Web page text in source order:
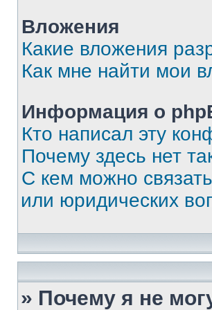
Вложения
Какие вложения
Как мне найти мои
Информация о
Кто написал эту
Почему здесь нет
С кем можно
или юридических
» Почему я не